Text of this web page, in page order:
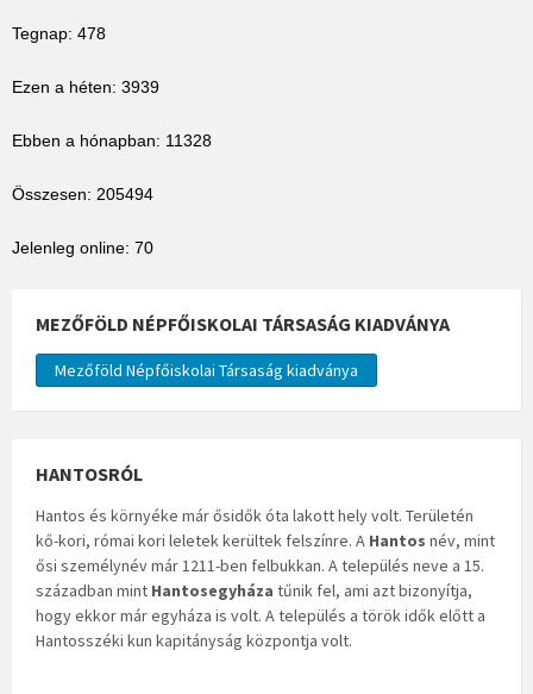
Tegnap: 478
Ezen a héten: 3939
Ebben a hónapban: 11328
Összesen: 205494
Jelenleg online: 70
MEZŐFÖLD NÉPFŐISKOLAI TÁRSASÁG KIADVÁNYA
Mezőföld Népfőiskolai Társaság kiadványa
HANTOSRÓL
Hantos és környéke már ősidők óta lakott hely volt. Területén
kő-kori, római kori leletek kerültek felszínre. A Hantos név, mint
ősi személynév már 1211-ben felbukkan. A település neve a 15.
században mint Hantosegyháza tűnik fel, ami azt bizonyítja,
hogy ekkor már egyháza is volt. A település a török idők előtt a
Hantosszéki kun kapitányság központja volt.